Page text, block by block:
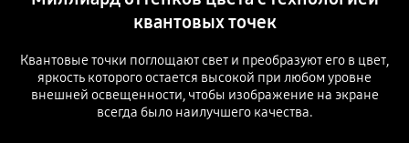
квантовых точек
Квантовые точки поглощают свет и преобразуют его в цвет,
яркость которого остается высокой при любом уровне
внешней освещенности, чтобы изображение на экране
всегда было наилучшего качества.